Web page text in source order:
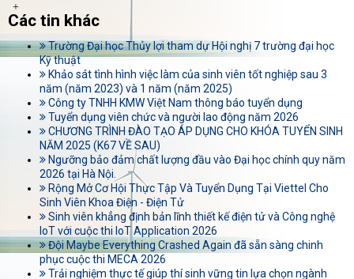
Các tin khác
Trường Đại học Thủy lợi tham dự Hội nghị 7 trường đại học
Kỹ thuật
Khảo sát tình hình việc làm của sinh viên tốt nghiệp sau 3
năm (năm 2023) và 1 năm (năm 2025)
Công ty TNHH KMW Việt Nam thông báo tuyển dụng
Tuyển dụng viên chức và người lao động năm 2026
CHƯƠNG TRÌNH ĐÀO TẠO ÁP DỤNG CHO KHÓA TUYỂN SINH
NĂM 2025 (K67 VỀ SAU)
Ngưỡng bảo đảm chất lượng đầu vào Đại học chính quy năm
2026 tại Hà Nội.
Rộng Mở Cơ Hội Thực Tập Và Tuyển Dụng Tại Viettel Cho
Sinh Viên Khoa Điện - Điện Tử
Sinh viên khẳng định bản lĩnh thiết kế điện tử và Công nghệ
IoT với cuộc thi IoT Application 2026
Đội Maybe Everything Crashed Again đã sẵn sàng chinh
phục cuộc thi MECA 2026
Trải nghiệm thực tế giúp thí sinh vững tin lựa chọn ngành